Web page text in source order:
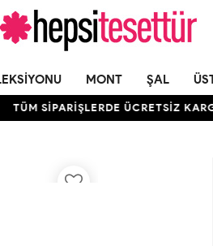
MONT ŞAL
SİPARİŞLERDE ÜCRETSİZ KARGO-